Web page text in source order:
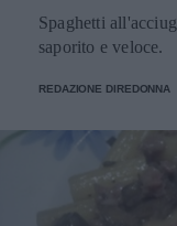
Spaghetti
saporito e veloce.
REDAZIONE DIREDONNA